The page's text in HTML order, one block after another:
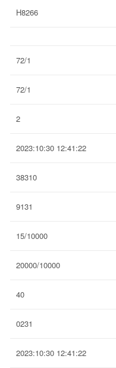
H8266
72/1
72/1
2
2023:10:30 12:41:22
38310
9131
15/10000
20000/10000
40
0231
2023:10:30 12:41:22